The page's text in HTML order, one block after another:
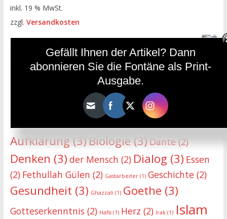
inkl. 19 % MwSt.
zzgl. Versandkosten
Die Fontäne - Ausgabe 112 (April-Juni 2026)
inkl. 19 % MwSt.
HÄUFIGE SCHLAGWÖRTER
Aufklärung(3)Biologie(3)Dante(2)
Denken (3) der Mensch (2) Dialog (3) Essen
(2) Fethullah Gülen (2) Gastarbeiter(1) Geschichte(2)
Gesundheit (3) Ghazzali (1) Goethe (3)
Gotteserkenntnis (2) Hafis(1) Herz (2) Irak(1) Islam
Gefällt Ihnen der Artikel? Dann
abonnieren Sie die Fontäne als Print-
Ausgabe.